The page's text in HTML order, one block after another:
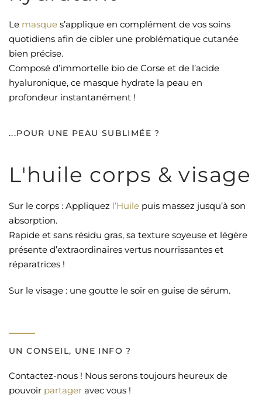
Le masque s’applique en complément de vos soins
quotidiens afin de cibler une problématique cutanée
bien précise.
Composé d’immortelle bio de Corse et de l’acide
hyaluronique, ce masque hydrate la peau en
profondeur instantanément !
...POUR UNE PEAU SUBLIMÉE ?
L'huile corps & visage
Sur le corps : Appliquez l’Huile puis massez jusqu’à son
absorption.
Rapide et sans résidu gras, sa texture soyeuse et légère
présente d’extraordinaires vertus nourrissantes et
réparatrices !
Sur le visage : une goutte le soir en guise de sérum.
UN CONSEIL, UNE INFO ?
Contactez-nous ! Nous serons toujours heureux de
pouvoir partager avec vous !